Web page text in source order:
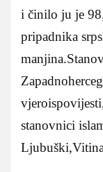
i činilo ju je
pripadnika
stanovnici